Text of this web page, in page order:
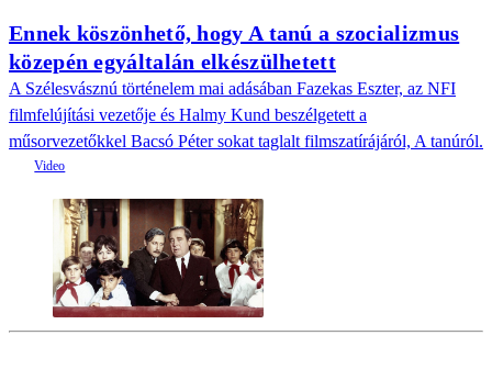
Ennek köszönhető, hogy A tanú a szocializmus
közepén egyáltalán elkészülhetett
A Szélesvásznú történelem mai adásában Fazekas Eszter, az NFI
filmfelújítási vezetője és Halmy Kund beszélgetett a
műsorvezetőkkel Bacsó Péter sokat taglalt filmszatírájáról, A tanúról.